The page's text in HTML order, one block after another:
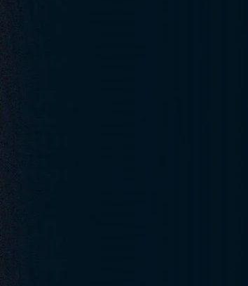
uma nova fronteira de risco. A facilidade de
, mostrando que o
A fraude no crédito próprio é especialmente crítica
com câmeras frontais de baixa qualidade, iluminação